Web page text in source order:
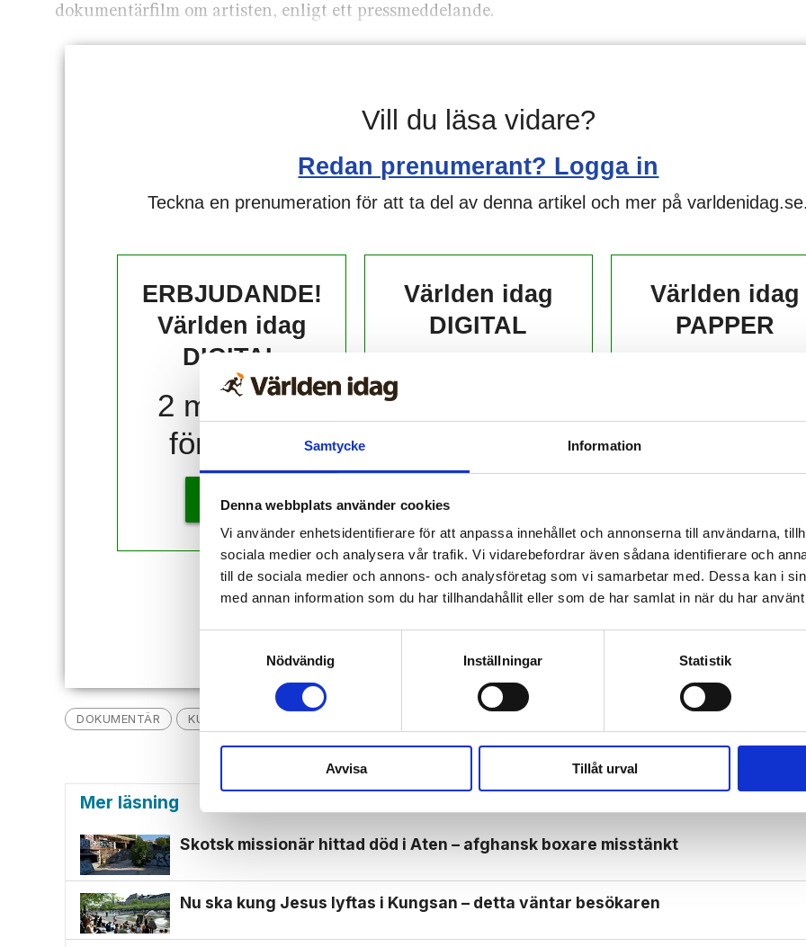
Samtycke Information
Denna webbplats använder cookies
Vi använder enhetsidentifierare för att anpassa innehållet och annonserna till användarna,
sociala medier och analysera vår trafik. Vi vidarebefordrar även sådana identifierare och
till de sociala medier och annons- och analysföretag som vi samarbetar med. Dessa kan i
med annan information som du har tillhandahållit eller som de har samlat in när du har
Nödvändig
Inställningar Statistik
Avvisa Tillåt urval
dokumentär­film om artisten, enligt ett press­meddelande.
Vill du läsa vidare?
Redan prenumerant? Logga in
Teckna en prenumeration för att ta del av denna artikel och mer på
ERBJUDANDE!
Världen idag
DIGITAL
2 månader
för 10 kr!
KÖP
Världen idag
DIGITAL
Världen idag
PAPPER
Redan prenumerant? Logga in
DOKUMENTÄR KULTUR
Mer läsning
Skotsk missionär hittad död i Aten – afghansk boxare misstänkt
Nu ska kung Jesus lyftas i Kungsan – detta väntar besökaren